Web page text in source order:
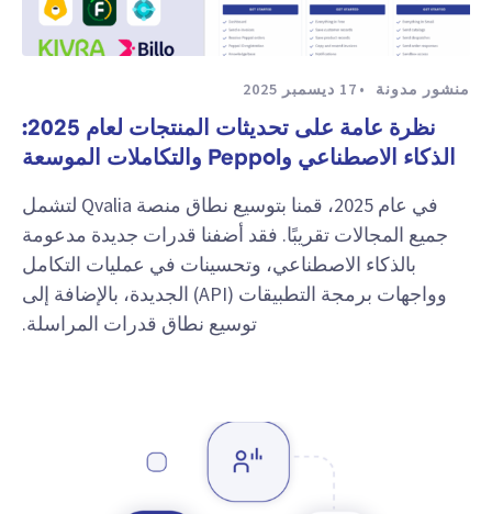
منشور مدونة 17 ديسمبر 2025
نظرة عامة على تحديثات المنتجات لعام 2025:
الذكاء الاصطناعي وPeppol والتكاملات الموسعة
في عام 2025، قمنا بتوسيع نطاق منصة Qvalia لتشمل
جميع المجالات تقريبًا. فقد أضفنا قدرات جديدة مدعومة
بالذكاء الاصطناعي، وتحسينات في عمليات التكامل
وواجهات برمجة التطبيقات (API) الجديدة، بالإضافة إلى
توسيع نطاق قدرات المراسلة.